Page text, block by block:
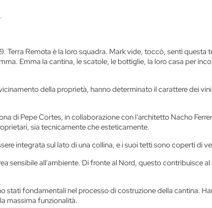
Remota è la loro squadra. Mark vide, toccò, sentì questa
Emma la cantina, le scatole, le bottiglie, la loro casa per
della proprietà, hanno determinato il carattere dei
di Pepe Cortes, in collaborazione con l'architetto Nacho
sia tecnicamente che esteticamente.
integrata sul lato di una collina, e i suoi tetti sono coperti di
sensibile all'ambiente. Di fronte al Nord, questo contribuisce
stati fondamentali nel processo di costruzione della cantina.
massima funzionalità.